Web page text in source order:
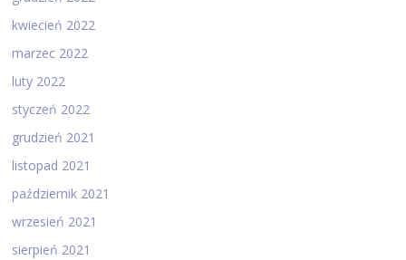
kwiecień 2022
marzec 2022
luty 2022
styczeń 2022
grudzień 2021
listopad 2021
październik 2021
wrzesień 2021
sierpień 2021